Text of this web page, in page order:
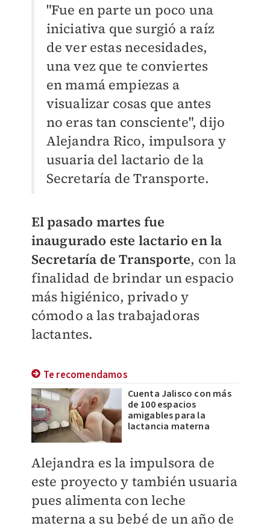
"Fue en parte un poco una
iniciativa que surgió a raíz
de ver estas necesidades,
una vez que te conviertes
en mamá empiezas a
visualizar cosas que antes
no eras tan consciente", dijo
Alejandra Rico, impulsora y
usuaria del lactario de la
Secretaría de Transporte.
El pasado martes fue
inaugurado este lactario en la
Secretaría de Transporte, con la
finalidad de brindar un espacio
más higiénico, privado y
cómodo a las trabajadoras
lactantes.
Te recomendamos
Cuenta Jalisco con más
de 100 espacios
amigables para la
lactancia materna
Alejandra es la impulsora de
este proyecto y también usuaria
pues alimenta con leche
materna a su bebé de un año de